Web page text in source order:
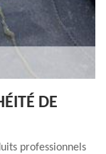
DE
professionnels